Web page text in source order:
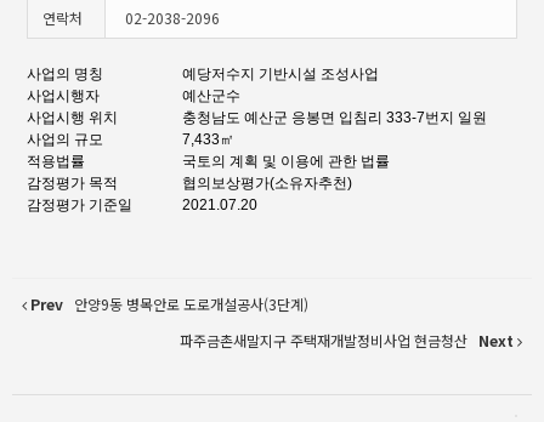
연락처
02-2038-2096
사업의 명칭
예당저수지 기반시설 조성사업
사업시행자
예산군수
사업시행 위치
충청남도 예산군 응봉면 입침리 333-7번지 일원
사업의 규모
7,433㎡
적용법률
국토의 계획 및 이용에 관한 법률
감정평가 목적
협의보상평가(소유자추천)
감정평가 기준일
2021.07.20
Prev 안양9동 병목안로 도로개설공사(3단계)
파주금촌새말지구 주택재개발정비사업 현금청산 Next